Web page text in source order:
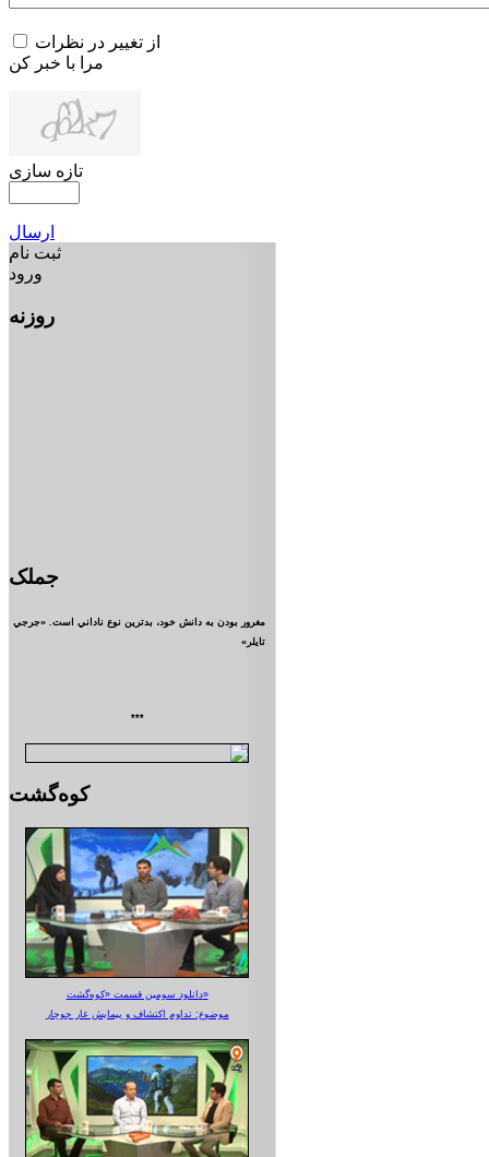
از تغییر در نظرات
مرا با خبر کن
تازه سازی
ارسال
ثبت نام
ورود
روزنه
جملک
مغرور بودن به دانش خود، بدترين نوع ناداني است. «جرجي
تايلر»
***
کوه‌گشت
دانلود سومین قسمت «کوه‌گشت»
موضوع: تداوم اکتشاف و پیمایش غار جوجار